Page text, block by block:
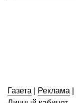
Газета Реклама